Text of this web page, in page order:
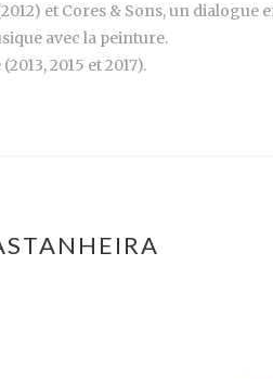
et Cores & Sons, un dialogue
avec la peinture.
2015 et 2017).